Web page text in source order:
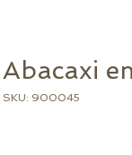
Abacaxi
SKU: 900045